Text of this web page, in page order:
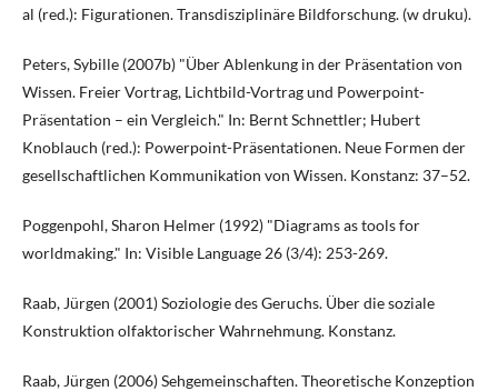
al (red.): Figurationen. Transdisziplinäre Bildforschung. (w druku).
Peters, Sybille (2007b) "Über Ablenkung in der Präsentation von
Wissen. Freier Vortrag, Lichtbild-Vortrag und Powerpoint-
Präsentation – ein Vergleich." In: Bernt Schnettler; Hubert
Knoblauch (red.): Powerpoint-Präsentationen. Neue Formen der
gesellschaftlichen Kommunikation von Wissen. Konstanz: 37–52.
Poggenpohl, Sharon Helmer (1992) "Diagrams as tools for
worldmaking." In: Visible Language 26 (3/4): 253-269.
Raab, Jürgen (2001) Soziologie des Geruchs. Über die soziale
Konstruktion olfaktorischer Wahrnehmung. Konstanz.
Raab, Jürgen (2006) Sehgemeinschaften. Theoretische Konzeption